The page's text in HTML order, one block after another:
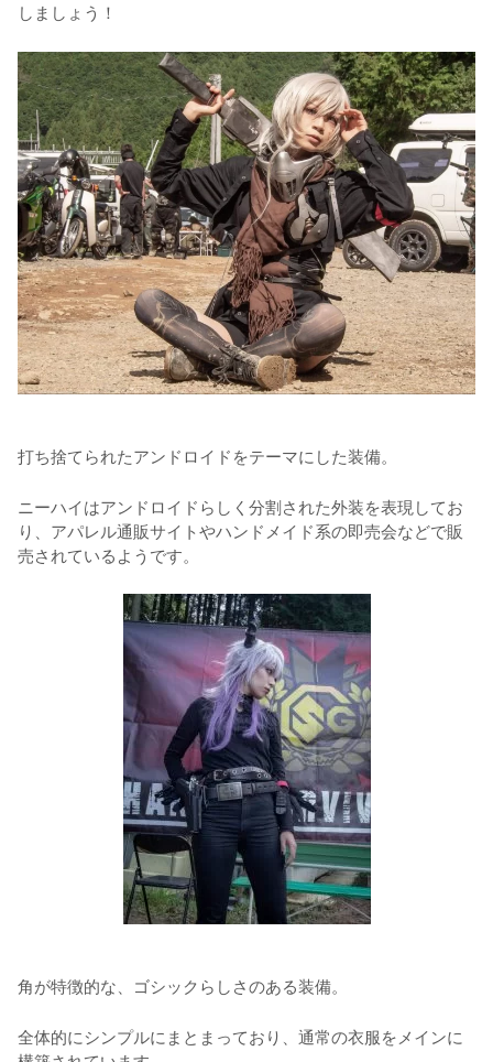
しましょう！
打ち捨てられたアンドロイドをテーマにした装備。
ニーハイはアンドロイドらしく分割された外装を表現してお
り、アパレル通販サイトやハンドメイド系の即売会などで販
売されているようです。
角が特徴的な、ゴシックらしさのある装備。
全体的にシンプルにまとまっており、通常の衣服をメインに